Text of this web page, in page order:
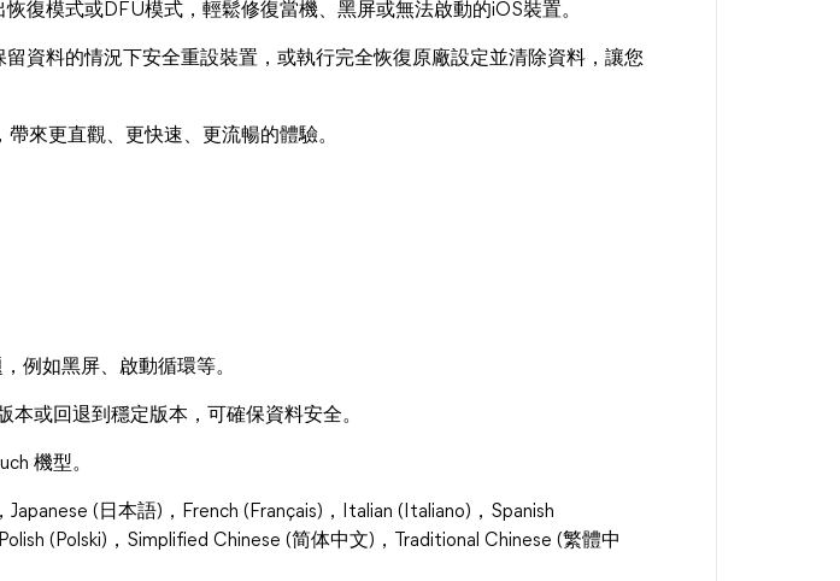
復模式或DFU模式，輕鬆修復當機、黑屏或無法啟動的iOS裝置。
留資料的情況下安全重設裝置，或執行完全恢復原廠設定並清除資料，讓您
來更直觀、更快速、更流暢的體驗。
例如黑屏、啟動循環等。
或回退到穩定版本，可確保資料安全。
機型。
(日本語)，French (Français)，Italian (Italiano)，Spanish
(Polski)，Simplified Chinese (简体中文)，Traditional Chinese (繁體中